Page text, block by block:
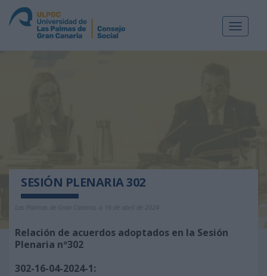
Toggle
SESIÓN PLENARIA 302
Las Palmas de Gran Canaria, a 16 de abril de 2024
Relación de acuerdos adoptados en la Sesión
Plenaria nº302
302-16-04-2024-1: